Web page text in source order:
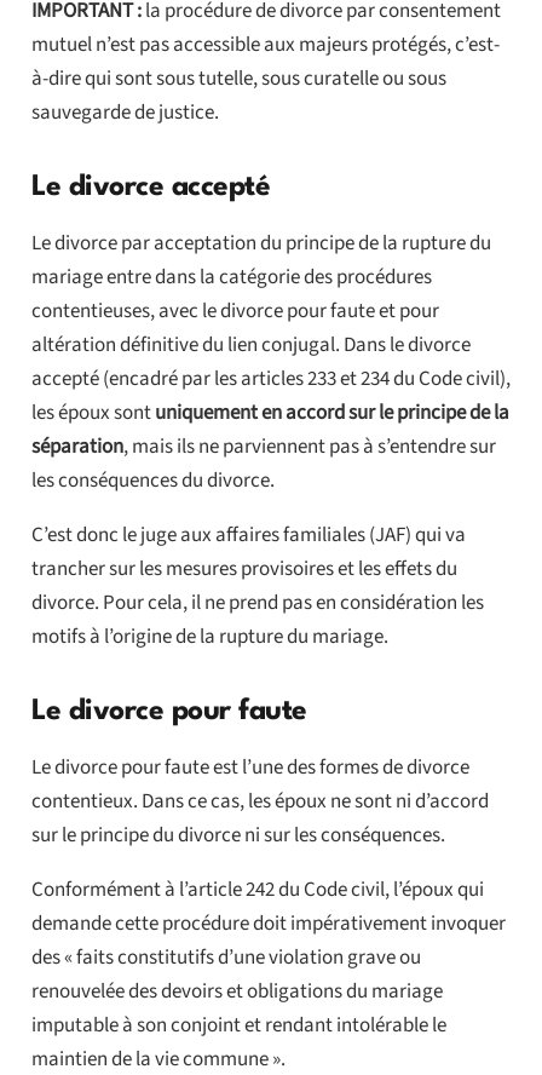
IMPORTANT :la procédure de divorce par consentement
mutuel n’est pas accessible aux majeurs protégés, c’est-
à-dire qui sont sous tutelle, sous curatelle ou sous
sauvegarde de justice.
Le divorce accepté
Le divorce par acceptation du principe de la rupture du
mariage entre dans la catégorie des procédures
contentieuses, avec le divorce pour faute et pour
altération définitive du lien conjugal. Dans le divorce
accepté (encadré par les articles 233 et 234 du Code civil),
les époux sontuniquement en accord sur le principe de la
séparation, mais ils ne parviennent pas à s’entendre sur
les conséquences du divorce.
C’est donc le juge aux affaires familiales (JAF) qui va
trancher sur les mesures provisoires et les effets du
divorce. Pour cela, il ne prend pas en considération les
motifs à l’origine de la rupture du mariage.
Le divorce pour faute
Le divorce pour faute est l’une des formes de divorce
contentieux. Dans ce cas, les époux ne sont ni d’accord
sur le principe du divorce ni sur les conséquences.
Conformément à l’article 242 du Code civil, l’époux qui
demande cette procédure doit impérativement invoquer
des « faits constitutifs d’une violation grave ou
renouvelée des devoirs et obligations du mariage
imputable à son conjoint et rendant intolérable le
maintien de la vie commune ».